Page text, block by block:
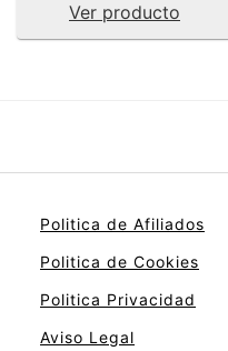
Ver producto
Politica de Afiliados
Politica de Cookies
Politica Privacidad
Aviso Legal